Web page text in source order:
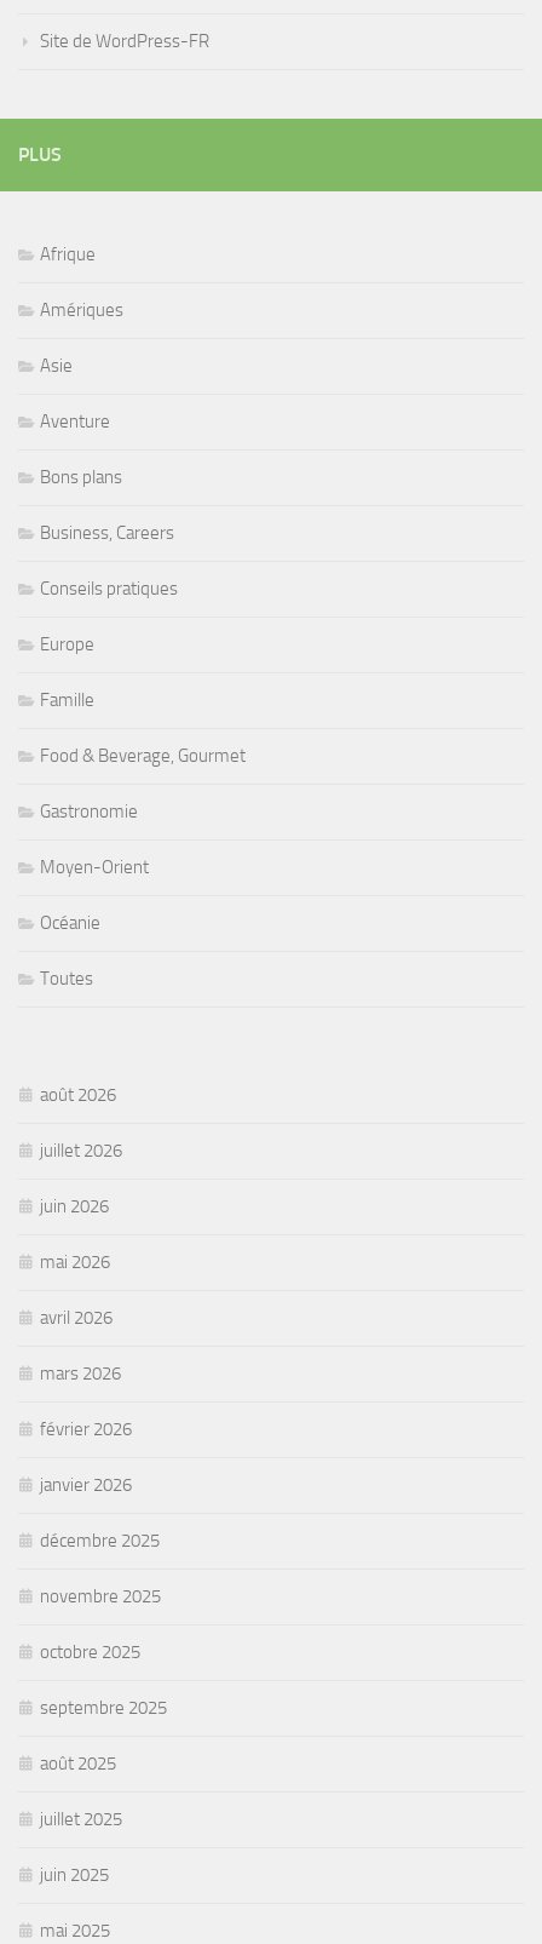
Site de WordPress-FR
PLUS
Afrique
Amériques
Asie
Aventure
Bons plans
Business, Careers
Conseils pratiques
Europe
Famille
Food & Beverage, Gourmet
Gastronomie
Moyen-Orient
Océanie
Toutes
août 2026
juillet 2026
juin 2026
mai 2026
avril 2026
mars 2026
février 2026
janvier 2026
décembre 2025
novembre 2025
octobre 2025
septembre 2025
août 2025
juillet 2025
juin 2025
mai 2025